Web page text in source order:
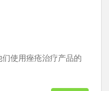
使用痤疮治疗产品的